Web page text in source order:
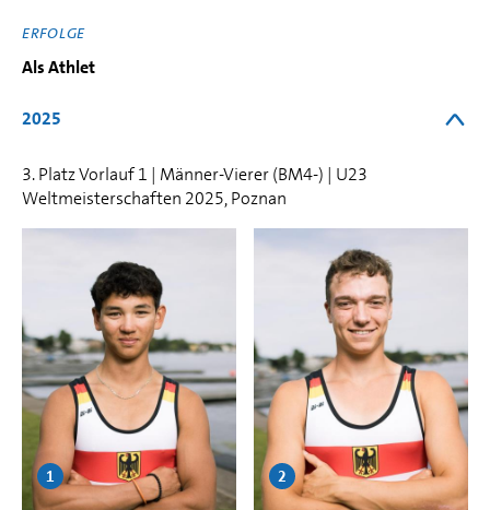
ERFOLGE
Als Athlet
2025
3. Platz Vorlauf 1 | Männer-Vierer (BM4-) | U23
Weltmeisterschaften 2025, Poznan
1 2